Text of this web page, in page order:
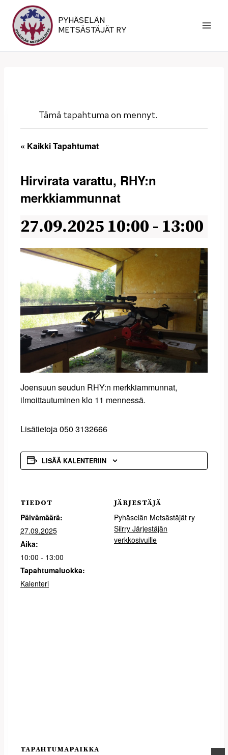
sisältöön
PYHÄSELÄN
METSÄSTÄJÄT RY
Tämä tapahtuma on mennyt.
« Kaikki Tapahtumat
Hirvirata varattu, RHY:n
merkkiammunnat
27.09.2025 10:00 - 13:00
Joensuun seudun RHY:n merkkiammunnat,
ilmoittautuminen klo 11 mennessä.
Lisätietoja 050 3132666
LISÄÄ KALENTERIIN
TIEDOT
Päivämäärä:
27.09.2025
Aika:
10:00 - 13:00
Tapahtumaluokka:
Kalenteri
JÄRJESTÄJÄ
Pyhäselän Metsästäjät ry
Siirry Järjestäjän
verkkosivuille
TAPAHTUMAPAIKKA